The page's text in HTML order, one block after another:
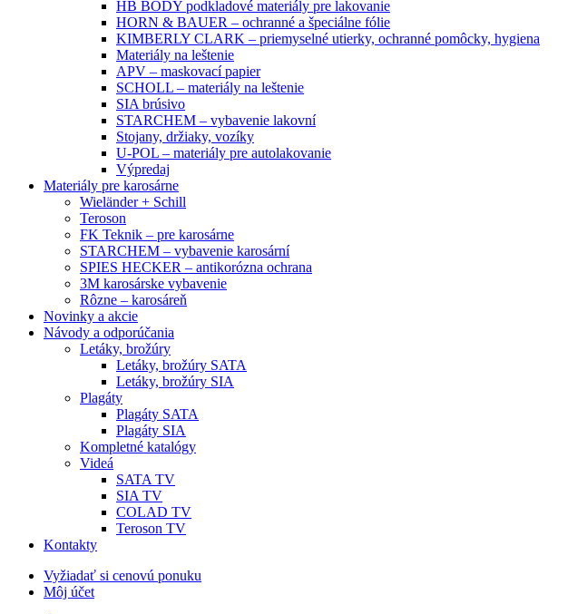
HB BODY podkladové materiály pre lakovanie
HORN & BAUER – ochranné a špeciálne fólie
KIMBERLY CLARK – priemyselné utierky, ochranné pomôcky, hygiena
Materiály na leštenie
APV – maskovací papier
SCHOLL – materiály na leštenie
SIA brúsivo
STARCHEM – vybavenie lakovní
Stojany, držiaky, vozíky
U-POL – materiály pre autolakovanie
Výpredaj
Materiály pre karosárne
Wieländer + Schill
Teroson
FK Teknik – pre karosárne
STARCHEM – vybavenie karosární
SPIES HECKER – antikorózna ochrana
3M karosárske vybavenie
Rôzne – karosáreň
Novinky a akcie
Návody a odporúčania
Letáky, brožúry
Letáky, brožúry SATA
Letáky, brožúry SIA
Plagáty
Plagáty SATA
Plagáty SIA
Kompletné katalógy
Videá
SATA TV
SIA TV
COLAD TV
Teroson TV
Kontakty
Vyžiadať si cenovú ponuku
Môj účet